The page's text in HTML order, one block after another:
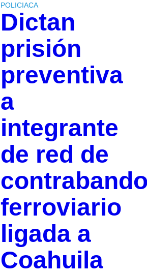
POLICIACA
Dictan
prisión
preventiva
a
integrante
de red de
ferroviario
ligada a
Coahuila